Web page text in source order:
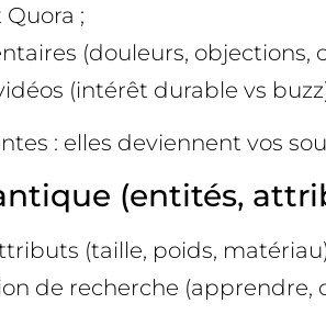
;
(douleurs, objections,
(intérêt durable vs
: elles deviennent vos
(entités,
(taille, poids,
de recherche